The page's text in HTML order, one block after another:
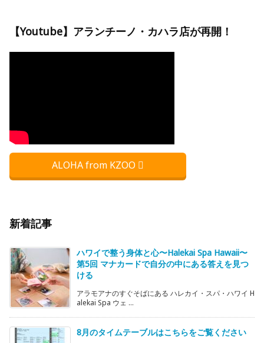
【Youtube】アランチーノ・カハラ店が再開！
ALOHA from KZOO
新着記事
ハワイで整う身体と心〜Halekai Spa Hawaii〜
第5回 マナカードで自分の中にある答えを見つ
ける
アラモアナのすぐそばにある ハレカイ・スパ・ハワイ H
alekai Spa ウェ ...
8月のタイムテーブルはこちらをご覧ください